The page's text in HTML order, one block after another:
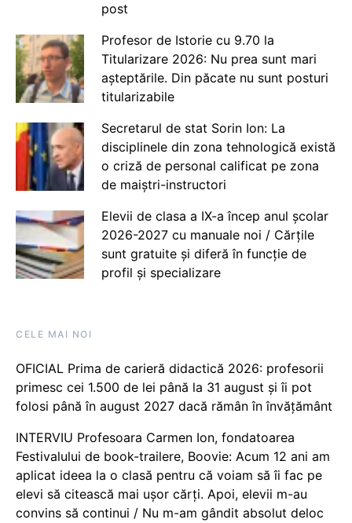
post
Profesor de Istorie cu 9.70 la
Titularizare 2026: Nu prea sunt mari
așteptările. Din păcate nu sunt posturi
titularizabile
Secretarul de stat Sorin Ion: La
disciplinele din zona tehnologică există
o criză de personal calificat pe zona
de maiștri-instructori
Elevii de clasa a IX-a încep anul școlar
2026-2027 cu manuale noi / Cărțile
sunt gratuite și diferă în funcție de
profil și specializare
CELE MAI NOI
OFICIAL Prima de carieră didactică 2026: profesorii
primesc cei 1.500 de lei până la 31 august și îi pot
folosi până în august 2027 dacă rămân în învățământ
INTERVIU Profesoara Carmen Ion, fondatoarea
Festivalului de book-trailere, Boovie: Acum 12 ani am
aplicat ideea la o clasă pentru că voiam să îi fac pe
elevi să citească mai ușor cărți. Apoi, elevii m-au
convins să continui / Nu m-am gândit absolut deloc